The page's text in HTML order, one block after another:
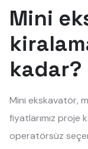
Mini
kadar?
Mini ekskavatör,
fiyatlarımız proje
operatörsüz